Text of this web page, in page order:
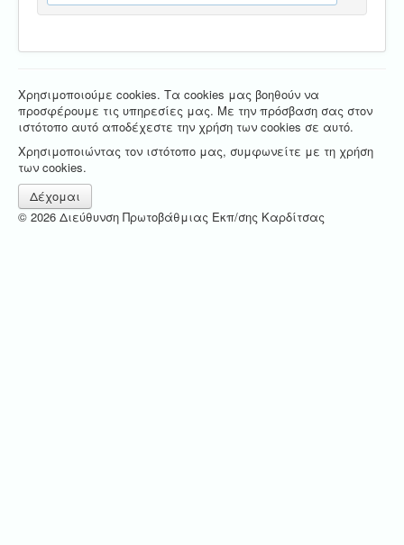
Χρησιμοποιούμε cookies. Τα cookies μας βοηθούν να
προσφέρουμε τις υπηρεσίες μας. Με την πρόσβαση σας στον
ιστότοπο αυτό αποδέχεστε την χρήση των cookies σε αυτό.
Χρησιμοποιώντας τον ιστότοπο μας, συμφωνείτε με τη χρήση
των cookies.
Δέχομαι
© 2026 Διεύθυνση Πρωτοβάθμιας Εκπ/σης Καρδίτσας